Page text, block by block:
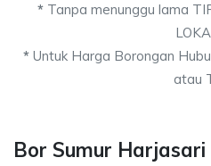
*Tanpa menunggu lama
*Untuk Harga Borongan
atau
Bor Sumur Harjasari